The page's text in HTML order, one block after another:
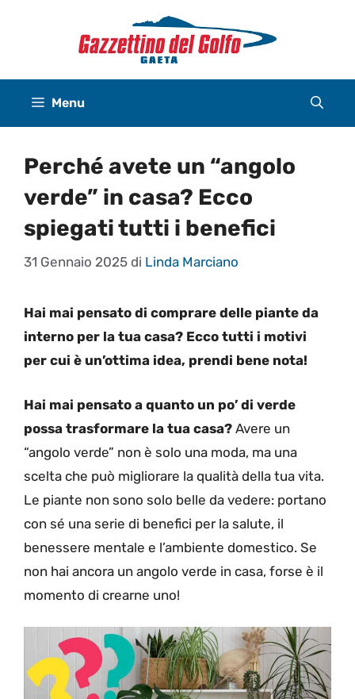
Menu
Perché avete un “angolo
verde” in casa? Ecco
spiegati tutti i benefici
31 Gennaio 2025 di Linda Marciano
Hai mai pensato di comprare delle piante da
interno per la tua casa? Ecco tutti i motivi
per cui è un’ottima idea, prendi bene nota!
Hai mai pensato a quanto un po’ di verde
possa trasformare la tua casa? Avere un
“angolo verde” non è solo una moda, ma una
scelta che può migliorare la qualità della tua vita.
Le piante non sono solo belle da vedere: portano
con sé una serie di benefici per la salute, il
benessere mentale e l’ambiente domestico. Se
non hai ancora un angolo verde in casa, forse è il
momento di crearne uno!